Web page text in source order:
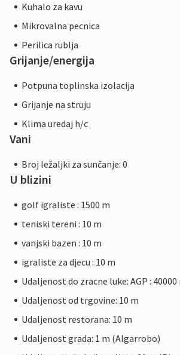
Kuhalo za kavu
Mikrovalna pecnica
Perilica rublja
Grijanje/energija
Potpuna toplinska izolacija
Grijanje na struju
Klima uredaj h/c
Vani
Broj ležaljki za sunčanje: 0
U blizini
golf igraliste : 1500 m
teniski tereni : 10 m
vanjski bazen : 10 m
igraliste za djecu : 10 m
Udaljenost do zracne luke: AGP : 40000
Udaljenost od trgovine: 10 m
Udaljenost restorana: 10 m
Udaljenost grada: 1 m (Algarrobo)